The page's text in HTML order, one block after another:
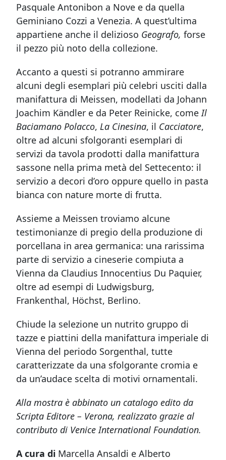
Pasquale Antonibon a Nove e da quella
Geminiano Cozzi a Venezia. A quest’ultima
appartiene anche il delizioso Geografo, forse
il pezzo più noto della collezione.
Accanto a questi si potranno ammirare
alcuni degli esemplari più celebri usciti dalla
manifattura di Meissen, modellati da Johann
Joachim Kändler e da Peter Reinicke, comeIl
Baciamano Polacco, La Cinesina, il Cacciatore,
oltre ad alcuni sfolgoranti esemplari di
servizi da tavola prodotti dalla manifattura
sassone nella prima metà del Settecento: il
servizio a decori d’oro oppure quello in pasta
bianca con nature morte di frutta.
Assieme a Meissen troviamo alcune
testimonianze di pregio della produzione di
porcellana in area germanica: una rarissima
parte di servizio a cineserie compiuta a
Vienna da Claudius Innocentius Du Paquier,
oltre ad esempi di Ludwigsburg,
Frankenthal, Höchst, Berlino.
Chiude la selezione un nutrito gruppo di
tazze e piattini della manifattura imperiale di
Vienna del periodo Sorgenthal, tutte
caratterizzate da una sfolgorante cromia e
da un’audace scelta di motivi ornamentali.
Alla mostra è abbinato un catalogo edito da
Scripta Editore – Verona, realizzato grazie al
contributo di Venice International Foundation.
A cura di Marcella Ansaldi e Alberto